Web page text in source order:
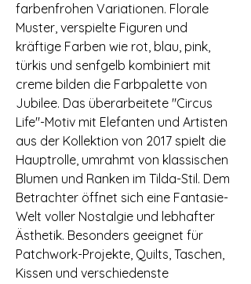
farbenfrohen Variationen. Florale
Muster, verspielte Figuren und
kräftige Farben wie rot, blau, pink,
türkis und senfgelb kombiniert mit
creme bilden die Farbpalette von
Jubilee. Das überarbeitete "Circus
Life"-Motiv mit Elefanten und Artisten
aus der Kollektion von 2017 spielt die
Hauptrolle, umrahmt von klassischen
Blumen und Ranken im Tilda-Stil. Dem
Betrachter öffnet sich eine Fantasie-
Welt voller Nostalgie und lebhafter
Ästhetik. Besonders geeignet für
Patchwork-Projekte, Quilts, Taschen,
Kissen und verschiedenste